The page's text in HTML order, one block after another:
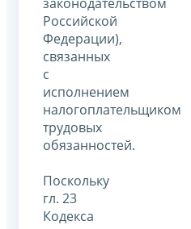
Российской
Федерации),
связанных
с
исполнением
налогоплательщиком
трудовых
обязанностей.
Поскольку
гл. 23
Кодекса